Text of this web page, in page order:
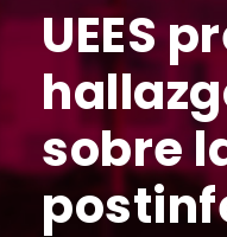
UEES
sobre